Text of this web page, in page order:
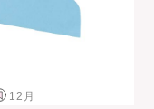
12月